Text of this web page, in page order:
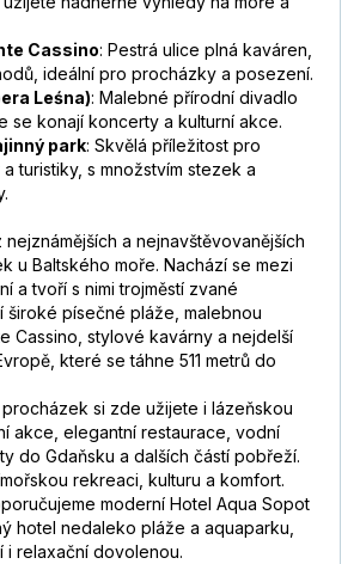
Cassino: Pestrá ulice plná kaváren,
ideální pro procházky a posezení.
Leśna): Malebné přírodní divadlo
se konají koncerty a kulturní akce.
park: Skvělá příležitost pro
turistiky, s množstvím stezek a
a nejnavštěvovanějších
u Baltského moře. Nachází se mezi
a tvoří s nimi trojměstí zvané
široké písečné pláže, malebnou
Cassino, stylové kavárny a nejdelší
které se táhne 511 metrů do
si zde užijete i lázeňskou
akce, elegantní restaurace, vodní
do Gdaňsku a dalších částí pobřeží.
rekreaci, kulturu a komfort.
moderní Hotel Aqua Sopot
hotel nedaleko pláže a aquaparku,
i relaxační dovolenou.